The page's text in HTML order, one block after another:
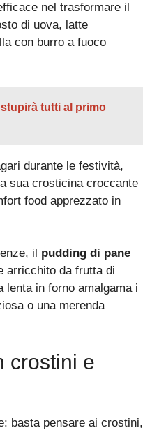
nel trasformare il
di uova, latte
con burro a fuoco
tutti al primo
durante le festività,
sua crosticina croccante
food apprezzato in
il pudding di pane
arricchito da frutta di
lenta in forno amalgama i
o una merenda
crostini e
basta pensare ai crostini,